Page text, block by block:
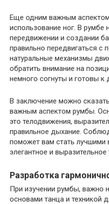
Еще одним важным аспектом
использование ног. В румбе
передвижении и создании
правильно передвигаться с
натуральные механизмы
обратить внимание на
немного согнуты и готовы
В заключение можно
важным аспектом румбы.
это телодвижения,
правильное дыхание.
поможет вам стать лучшими
элегантное и
Разработка
При изучении румбы, важно
основами танца и техникой